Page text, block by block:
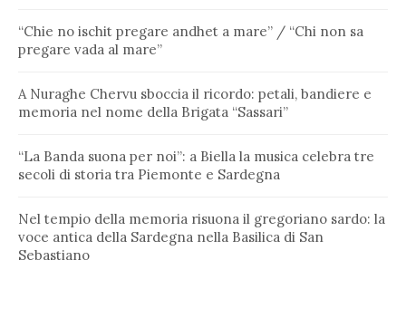
“Chie no ischit pregare andhet a mare” / “Chi non sa
pregare vada al mare”
A Nuraghe Chervu sboccia il ricordo: petali, bandiere e
memoria nel nome della Brigata “Sassari”
“La Banda suona per noi”: a Biella la musica celebra tre
secoli di storia tra Piemonte e Sardegna
Nel tempio della memoria risuona il gregoriano sardo: la
voce antica della Sardegna nella Basilica di San
Sebastiano